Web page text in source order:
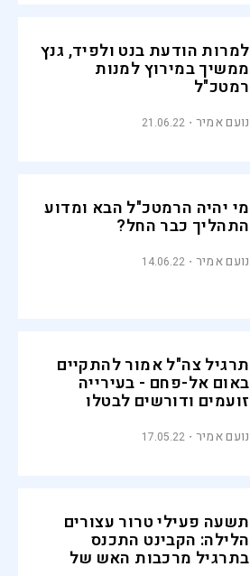
למרות הודעת בנט ולפיד, גנץ
ממשיך במירוץ למנות
רמטכ"ל
נועם אמיר 21.06.22
מי יהיה הרמטכ"ל הבא ומדוע
התהליך כבר החל?
נועם אמיר 14.06.22
תרגיל צה"ל אמור להתקיים
באום אל-פחם - בעירייה
זועמים ודורשים לבטלו
נועם אמיר 17.05.22
תשעה פעילי טרור עצורים
הלילה: הקבינט התכנס
בתרגיל מרכבות האש של